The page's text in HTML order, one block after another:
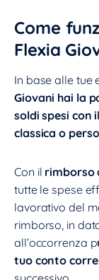
Come
Flexia
In base alle tue
Giovani hai la
soldi spesi con
classica o
Con il rimborso
tutte le spese
lavorativo del
rimborso, in
all’occorrenza p
tuo conto